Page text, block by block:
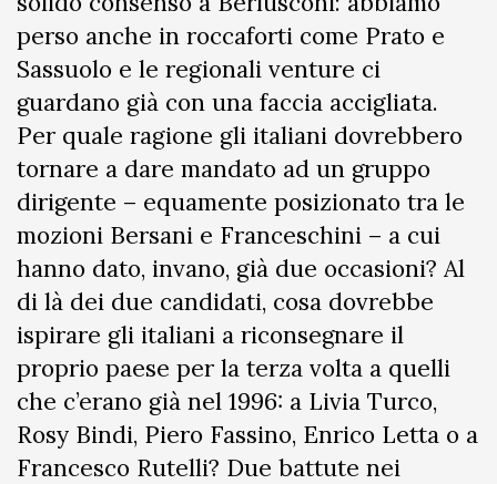
perso anche in roccaforti come Prato e
Sassuolo e le regionali venture ci
guardano già con una faccia accigliata.
Per quale ragione gli italiani dovrebbero
tornare a dare mandato ad un gruppo
dirigente – equamente posizionato tra le
mozioni Bersani e Franceschini – a cui
hanno dato, invano, già due occasioni? Al
di là dei due candidati, cosa dovrebbe
ispirare gli italiani a riconsegnare il
proprio paese per la terza volta a quelli
che c’erano già nel 1996: a Livia Turco,
Rosy Bindi, Piero Fassino, Enrico Letta o a
Francesco Rutelli? Due battute nei